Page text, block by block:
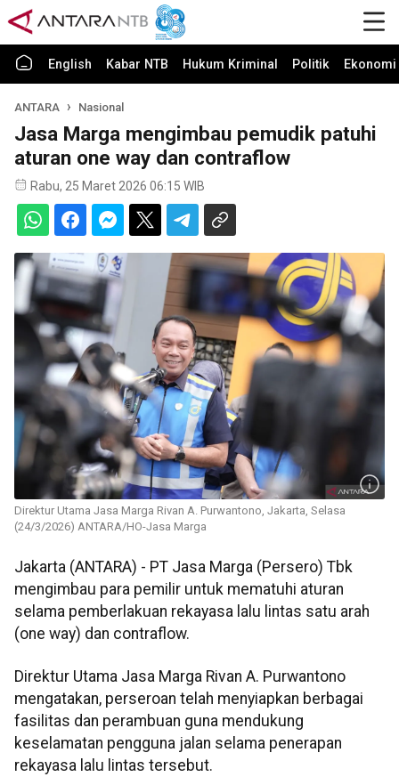
English Kabar NTB Hukum Kriminal Politik
ANTARA Nasional
Jasa Marga mengimbau pemudik patuhi
aturan one way dan contraflow
Rabu, 25 Maret 2026 06:15 WIB
Direktur Utama Jasa Marga Rivan A. Purwantono, Jakarta, Selasa
(24/3/2026) ANTARA/HO-Jasa Marga
Jakarta (ANTARA) - PT Jasa Marga (Persero) Tbk
mengimbau para pemilir untuk mematuhi aturan
selama pemberlakuan rekayasa lalu lintas satu arah
(one way) dan contraflow.
Direktur Utama Jasa Marga Rivan A. Purwantono
mengatakan, perseroan telah menyiapkan berbagai
fasilitas dan perambuan guna mendukung
keselamatan pengguna jalan selama penerapan
rekayasa lalu lintas tersebut.